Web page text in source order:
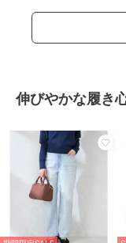
伸びやかな履き